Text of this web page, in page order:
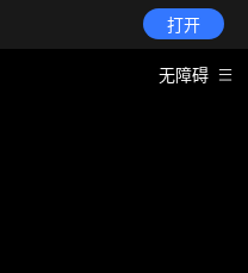
打开
无障碍